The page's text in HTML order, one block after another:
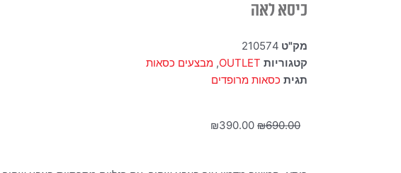
כיסא לאה
מק"ט 210574
קטגוריות OUTLET
, מבצעים כסאות
תגית כסאות מרופדים
₪690.00
המחיר
₪390.00